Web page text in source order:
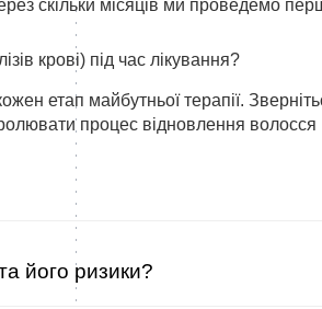
скільки місяців ми проведемо
крові) під час лікування?
етап майбутньої терапії.
процес відновлення
його ризики?